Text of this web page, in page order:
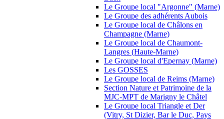
Le Groupe local "Argonne" (Marne)
Le Groupe des adhérents Aubois
Le Groupe local de Châlons en
Champagne (Marne)
Le Groupe local de Chaumont-
Langres (Haute-Marne)
Le Groupe local d'Epernay (Marne)
Les GOSSES
Le Groupe local de Reims (Marne)
Section Nature et Patrimoine de la
MJC-MPT de Marigny le Châtel
Le Groupe local Triangle et Der
(Vitry, St Dizier, Bar le Duc, Pays